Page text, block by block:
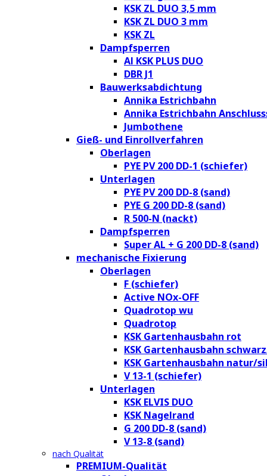
KSK ZL DUO 3,5 mm
KSK ZL DUO 3 mm
KSK ZL
Dampfsperren
Al KSK PLUS DUO
DBR J1
Bauwerksabdichtung
Annika Estrichbahn
Annika Estrichbahn
Jumbothene
Gieß- und Einrollverfahren
Oberlagen
PYE PV 200 DD-1 (schiefer)
Unterlagen
PYE PV 200 DD-8 (sand)
PYE G 200 DD-8 (sand)
R 500-N (nackt)
Dampfsperren
Super AL + G 200 DD-8 (sand)
mechanische Fixierung
Oberlagen
F (schiefer)
Active NOx-OFF
Quadrotop wu
Quadrotop
KSK Gartenhausbahn rot
KSK Gartenhausbahn
KSK Gartenhausbahn natur/
V 13-1 (schiefer)
Unterlagen
KSK ELVIS DUO
KSK Nagelrand
G 200 DD-8 (sand)
V 13-8 (sand)
nach Qualität
PREMIUM-Qualität